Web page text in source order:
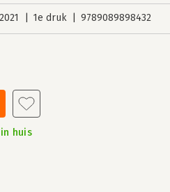
2021 1e druk 9789089898432
huis